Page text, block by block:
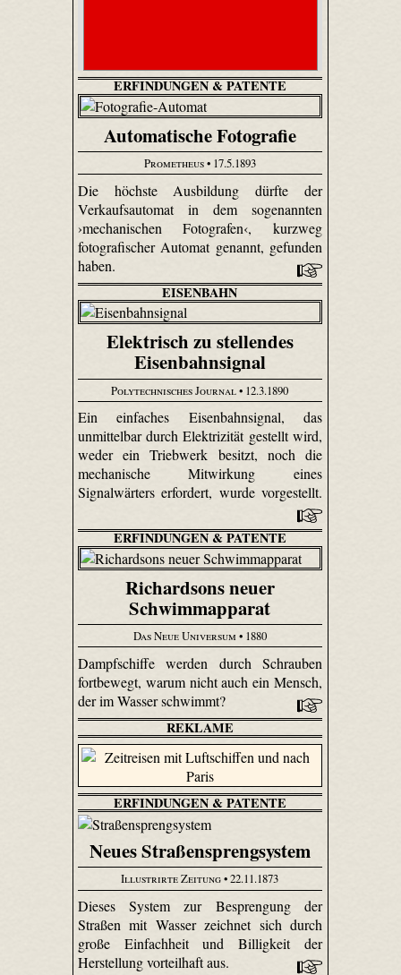
ERFINDUNGEN & PATENTE
Automatische Fotografie
Prometheus• 17.5.1893
Die höchste Ausbildung dürfte der
Verkaufsautomat in dem sogenannten
›mechanischen Fotografen‹, kurzweg
fotografischer Automat genannt, gefunden
haben.
EISENBAHN
Elektrisch zu stellendes
Eisenbahnsignal
Polytechnisches Journal• 12.3.1890
Ein einfaches Eisenbahnsignal, das
unmittelbar durch Elektrizität gestellt wird,
weder ein Triebwerk besitzt, noch die
mechanische Mitwirkung eines
Signalwärters erfordert, wurde vorgestellt.
ERFINDUNGEN & PATENTE
Richardsons neuer
Schwimmapparat
Das Neue Universum • 1880
Dampfschiffe werden durch Schrauben
fortbewegt, warum nicht auch ein Mensch,
der im Wasser schwimmt?
REKLAME
ERFINDUNGEN & PATENTE
Neues Straßensprengsystem
Illustrirte Zeitung• 22.11.1873
Dieses System zur Besprengung der
Straßen mit Wasser zeichnet sich durch
große Einfachheit und Billigkeit der
Herstellung vorteilhaft aus.